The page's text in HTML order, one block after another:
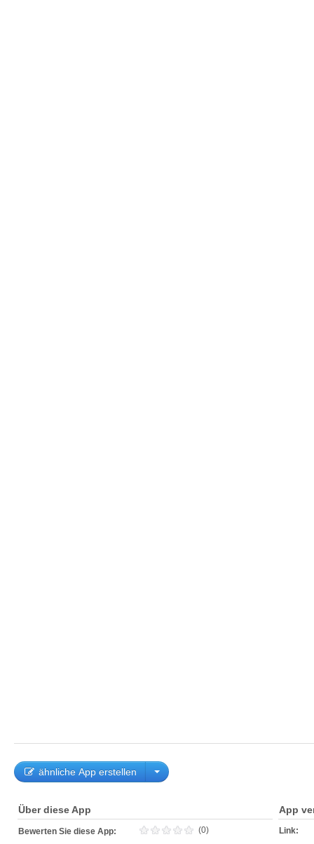
ähnliche App erstellen
Über diese App
Bewerten Sie diese App: (0)
App
Link: